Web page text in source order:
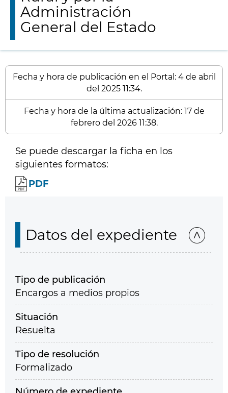
Administración
General del Estado
Fecha y hora de publicación en el Portal: 4 de abril
del 2025 11:34.
Fecha y hora de la última actualización: 17 de
febrero del 2026 11:38.
Se puede descargar la ficha en los
siguientes formatos:
PDF
Datos del expediente
Tipo de publicación
Encargos a medios propios
Situación
Resuelta
Tipo de resolución
Formalizado